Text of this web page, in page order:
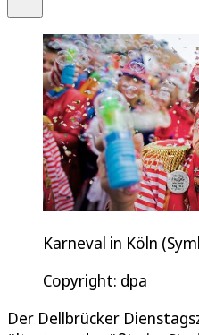
Karneval in Köln
Copyright: dpa
Der Dellbrücker